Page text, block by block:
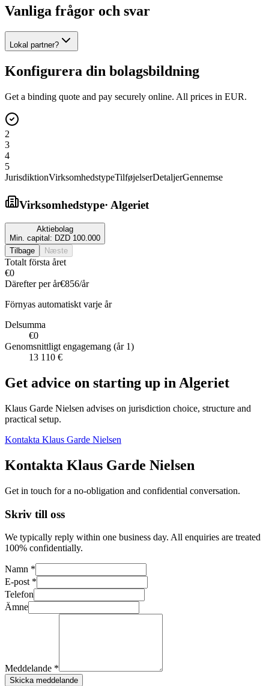
Vanliga frågor och svar
Lokal partner?
Konfigurera din bolagsbildning
Get a binding quote and pay securely online. All prices in EUR.
2
3
4
5
JurisdiktionVirksomhedstypeTilføjelserDetaljerGennemse
Virksomhedstype· Algeriet
Aktiebolag
Min. capital: DZD 100.000
Tilbage
Næste
Totalt första året
€0
Därefter per år€856/år
Förnyas automatiskt varje år
Delsumma
€0
Genomsnittligt engagemang (år 1)
13 110 €
Get advice on starting up inAlgeriet
Klaus Garde Nielsen advises on jurisdiction choice, structure and
practical setup.
Kontakta Klaus Garde Nielsen
Kontakta Klaus Garde Nielsen
Get in touch for a no-obligation and confidential conversation.
Skriv till oss
We typically reply within one business day. All enquiries are treated
100% confidentially.
Namn *
E-post *
Telefon
Ämne
Meddelande *
Skicka meddelande